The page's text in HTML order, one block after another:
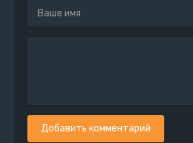
Добавить комментарий